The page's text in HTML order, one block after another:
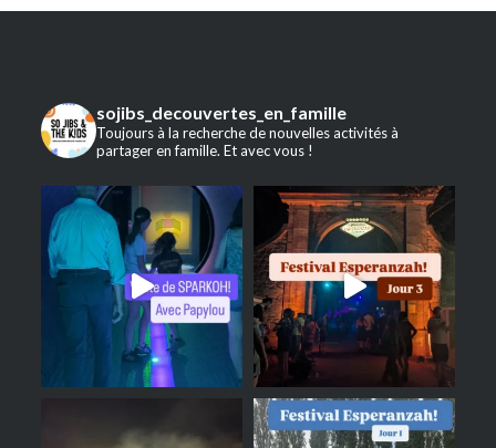
sojibs_decouvertes_en_famille
Toujours à la recherche de nouvelles activités à
partager en famille. Et avec vous !